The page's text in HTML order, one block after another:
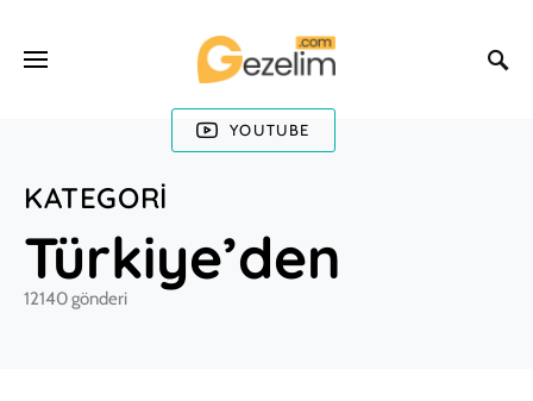
YOUTUBE
KATEGORI
Türkiye’den
12140 gönderi